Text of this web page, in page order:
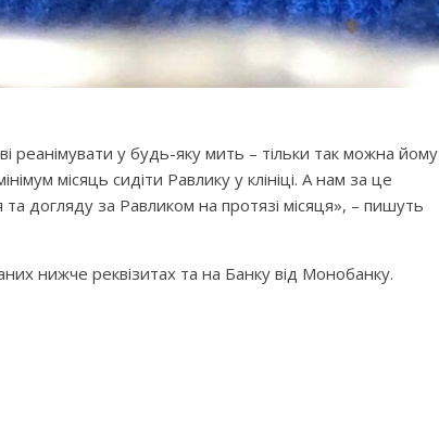
реанімувати у будь-яку мить – тільки так можна йому
місяць сидіти Равлику у клініці. А нам за це
догляду за Равликом на протязі місяця», – пишуть
нижче реквізитах та на Банку від Монобанку.